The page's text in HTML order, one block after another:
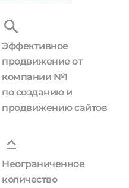
Эффективное
продвижение от
компании №1
по созданию и
продвижению сайтов
Неограниченное
количество